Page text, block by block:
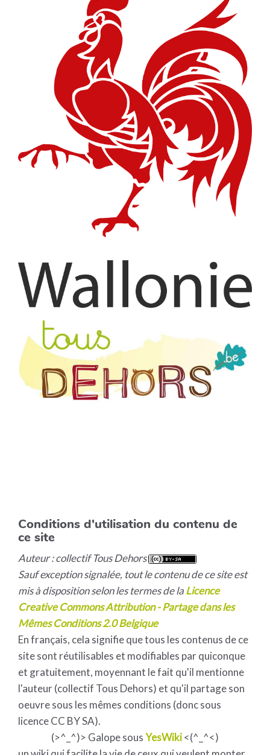
Conditions d'utilisation du contenu de
ce site
Auteur : collectif Tous Dehors
Sauf exception signalée, tout le contenu de ce site est
mis à disposition selon les termes de laLicence
Creative Commons Attribution - Partage dans les
Mêmes Conditions 2.0 Belgique
En français, cela signifie que tous les contenus de ce
site sont réutilisables et modifiables par quiconque
et gratuitement, moyennant le fait qu'il mentionne
l'auteur (collectif Tous Dehors) et qu'il partage son
oeuvre sous les mêmes conditions (donc sous
licence CC BY SA).
(>^_^)> Galope sousYesWiki<(^_^<)